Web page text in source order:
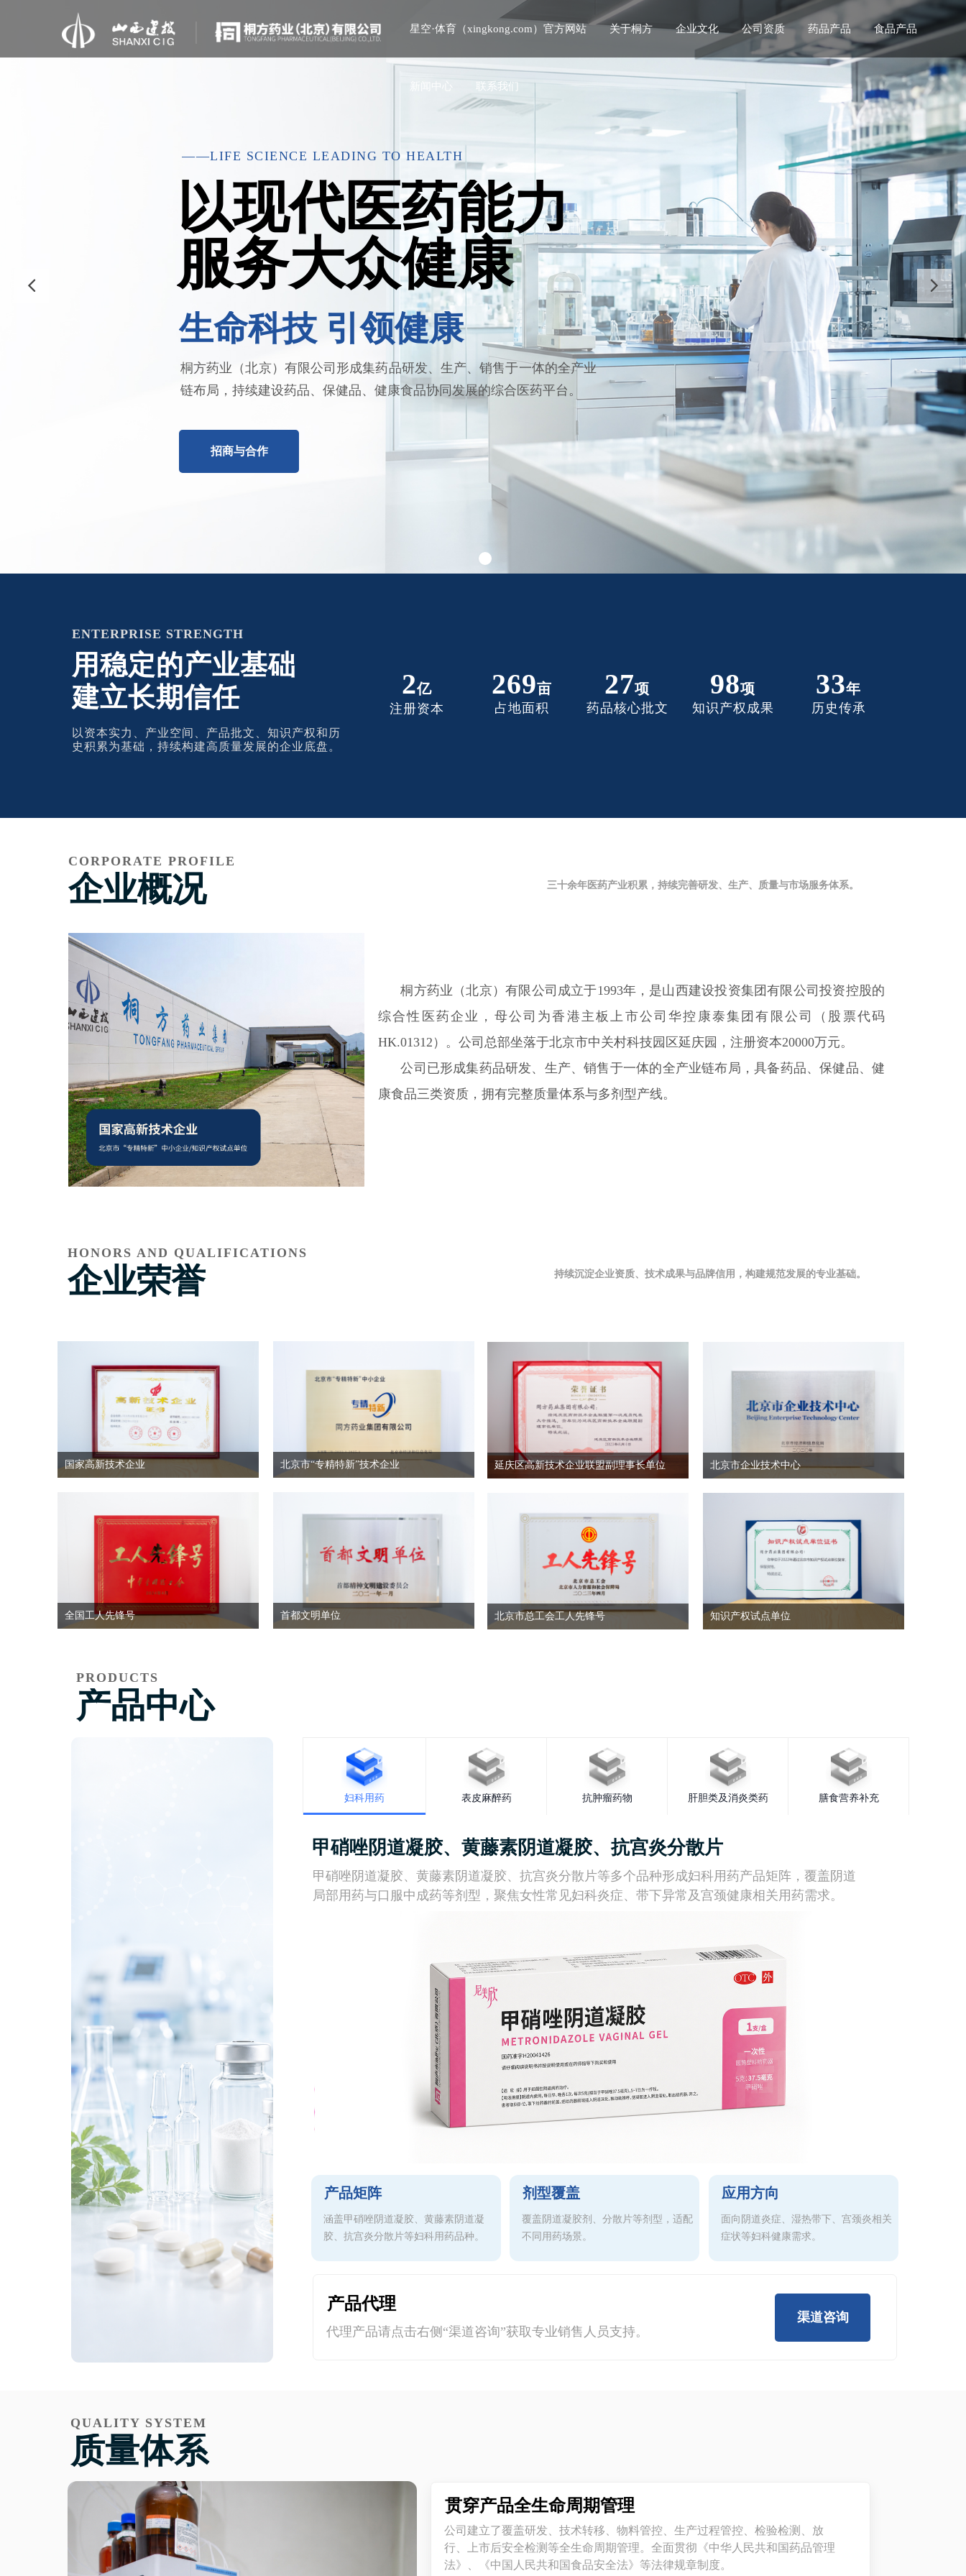
星空·体育（xingkong.com）官方网站 关于桐方 企业文化 公司资质 药品产品 食品产品
新闻中心 联系我们
以现代医药能力
服务大众健康
生命科技 引领健康
桐方药业（北京）有限公司形成集药品研发、生产、销售于一体的全产业
链布局，持续建设药品、保健品、健康食品协同发展的综合医药平台。
——LIFE SCIENCE LEADING TO HEALTH
招商与合作
用稳定的产业基础
建立长期信任
以资本实力、产业空间、产品批文、知识产权和历
史积累为基础，持续构建高质量发展的企业底盘。
ENTERPRISE STRENGTH
2亿
注册资本
27项
药品核心批文
98项
知识产权成果
33年
历史传承
269亩
占地面积
企业概况
CORPORATE PROFILE
桐方药业（北京）有限公司成立于1993年，是山西建设投资集团有限公司投资控股的
综合性医药企业，母公司为香港主板上市公司华控康泰集团有限公司（股票代码
HK.01312）。公司总部坐落于北京市中关村科技园区延庆园，注册资本20000万元。
公司已形成集药品研发、生产、销售于一体的全产业链布局，具备药品、保健品、健
康食品三类资质，拥有完整质量体系与多剂型产线。
三十余年医药产业积累，持续完善研发、生产、质量与市场服务体系。
国家高新技术企业 北京市“专精特新”技术企业
全国工人先锋号 首都文明单位
企业荣誉
HONORS AND QUALIFICATIONS
延庆区高新技术企业联盟副理事长单位 北京市企业技术中心
北京市总工会工人先锋号 知识产权试点单位
持续沉淀企业资质、技术成果与品牌信用，构建规范发展的专业基础。
产品中心
PRODUCTS
妇科用药 表皮麻醉药 抗肿瘤药物 肝胆类及消炎类药 膳食营养补充
甲硝唑阴道凝胶、 黄藤素阴道凝胶、抗宫炎分散片
甲硝唑阴道凝胶、黄藤素阴道凝胶、抗宫炎分散片等多个品种形成妇科用药产品矩阵，覆盖阴道
局部用药与口服中成药等剂型，聚焦女性常见妇科炎症、带下异常及宫颈健康相关用药需求。
涵盖甲硝唑阴道凝胶、黄藤素阴道凝
胶、抗宫炎分散片等妇科用药品种。
产品矩阵
覆盖阴道凝胶剂、分散片等剂型，适配
不同用药场景。
剂型覆盖
面向阴道炎症、湿热带下、宫颈炎相关
症状等妇科健康需求。
应用方向
代理产品请点击右侧“渠道咨询”获取专业销售人员支持。
产品代理
渠道咨询
质量体系
QUALITY SYSTEM
公司建立了覆盖研发、技术转移、物料管控、生产过程管控、检验检测、放
行、上市后安全检测等全生命周期管理。全面贯彻《中华人民共和国药品管理
法》、《中国人民共和国食品安全法》等法律规章制度。
贯穿产品全生命周期管理